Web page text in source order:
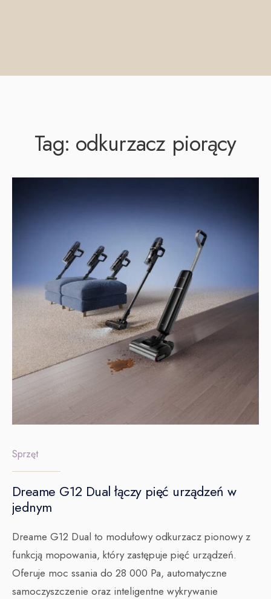
Tag: odkurzacz piorący
Sprzęt
Dreame G12 Dual łączy pięć urządzeń w
jednym
Dreame G12 Dual to modułowy odkurzacz pionowy z
funkcją mopowania, który zastępuje pięć urządzeń.
Oferuje moc ssania do 28 000 Pa, automatyczne
samoczyszczenie oraz inteligentne wykrywanie